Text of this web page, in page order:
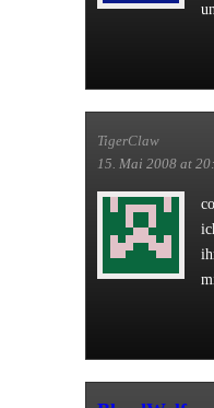
TigerClaw
15. Mai 2008 at